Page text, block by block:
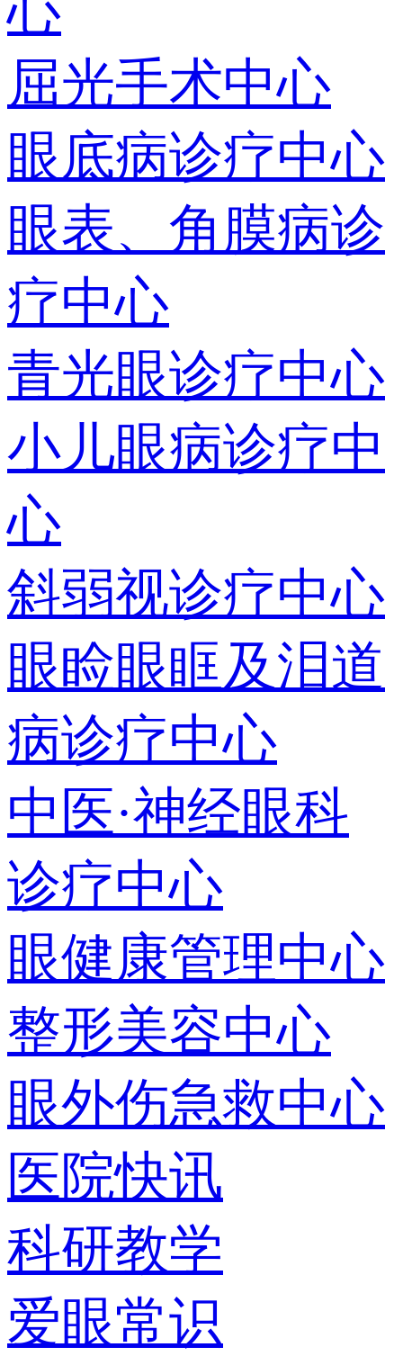
屈光手术中心
眼底病诊疗中心
眼表、角膜病诊
疗中心
青光眼诊疗中心
小儿眼病诊疗中
心
斜弱视诊疗中心
眼睑眼眶及泪道
病诊疗中心
中医·神经眼科
诊疗中心
眼健康管理中心
整形美容中心
眼外伤急救中心
医院快讯
科研教学
爱眼常识